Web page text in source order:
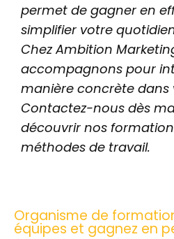
permet de gagner en
simplifier votre
Chez Ambition
accompagnons pour
manière concrète dans
Contactez-nous dès
découvrir nos
méthodes de travail.
Organisme de
équipes et gagnez en